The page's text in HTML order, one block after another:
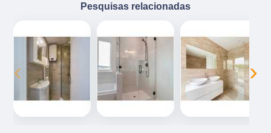
Pesquisas relacionadas
‹ ›